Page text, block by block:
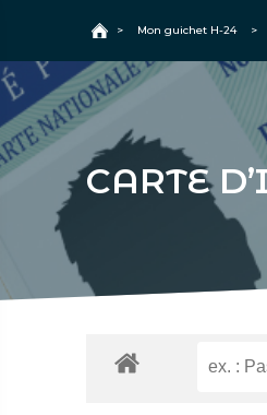
Accueil
> Mon guichet H-24 >
CARTE